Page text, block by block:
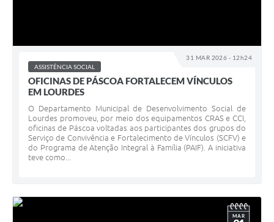
31 MAR 2026 - 12h24
ASSISTÊNCIA SOCIAL
OFICINAS DE PÁSCOA FORTALECEM VÍNCULOS
EM LOURDES
O Departamento Municipal de Desenvolvimento Social de
Lourdes promoveu, por meio dos equipamentos CRAS e CCI,
oficinas de Páscoa voltadas aos participantes dos grupos do
Serviço de Convivência e Fortalecimento de Vínculos (SCFV) e
do Programa de Atenção Integral à Família (PAIF). A iniciativa
teve como...
MAR